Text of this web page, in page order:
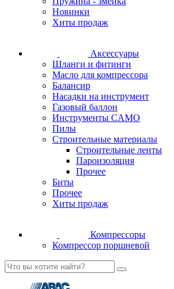
Новинки
Хиты продаж
Аксессуары
Шланги и фитинги
Масло для компрессора
Балансир
Насадки на инструмент
Газовый баллон
Инструменты CAMO
Пилы
Строительные материалы
Строительные ленты
Пароизоляция
Прочее
Биты
Прочее
Хиты продаж
Компрессоры
Компрессор поршневой